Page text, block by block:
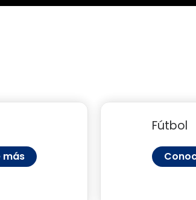
más
Fútbol